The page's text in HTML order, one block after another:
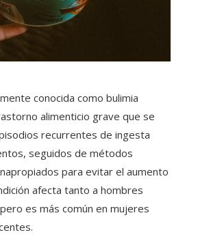
conocida como bulimia
alimenticio grave que se
recurrentes de ingesta
seguidos de métodos
para evitar el aumento
afecta tanto a hombres
es más común en mujeres